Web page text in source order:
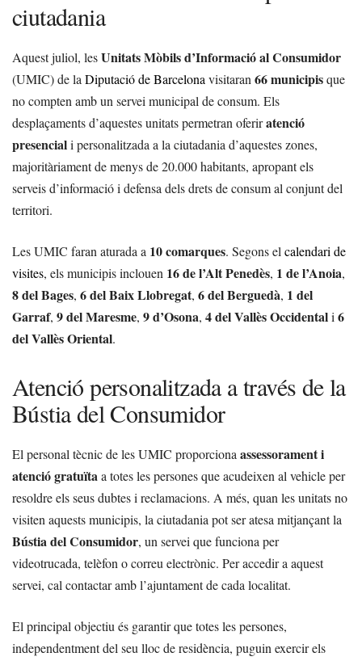
ciutadania
Aquest juliol, lesUnitats Mòbils d’Informació al Consumidor
(UMIC) de la Diputació de Barcelona visitaran 66 municipisque
no compten amb un servei municipal de consum. Els
desplaçaments d’aquestes unitats permetran oferiratenció
presenciali personalitzada a la ciutadania d’aquestes zones,
majoritàriament de menys de 20.000 habitants, apropant els
serveis d’informació i defensa dels drets de consum al conjunt del
territori.
Les UMIC faran aturada a 10 comarques. Segons el calendari de
visites, els municipis inclouen 16 de l’Alt Penedès, 1 de l’Anoia,
8 del Bages, 6 del Baix Llobregat, 6 del Berguedà, 1 del
Garraf, 9 del Maresme, 9 d’Osona, 4 del Vallès Occidentali 6
del Vallès Oriental.
Atenció personalitzada a través de la
Bústia del Consumidor
El personal tècnic de les UMIC proporciona assessorament i
atenció gratuïtaa totes les persones que acudeixen al vehicle per
resoldre els seus dubtes i reclamacions. A més, quan les unitats no
visiten aquests municipis, la ciutadania pot ser atesa mitjançant la
Bústia del Consumidor, un servei que funciona per
videotrucada, telèfon o correu electrònic. Per accedir a aquest
servei, cal contactar amb l’ajuntament de cada localitat.
El principal objectiu és garantir que totes les persones,
independentment del seu lloc de residència, puguin exercir els